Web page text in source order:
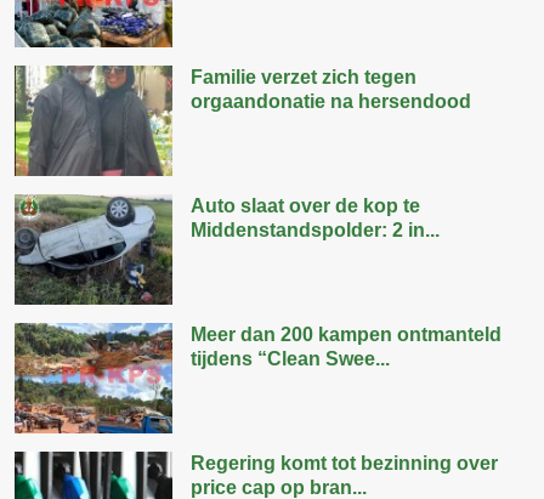
Familie verzet zich tegen
orgaandonatie na hersendood
Auto slaat over de kop te
Middenstandspolder: 2 in...
Meer dan 200 kampen ontmanteld
tijdens “Clean Swee...
Regering komt tot bezinning over
price cap op bran...